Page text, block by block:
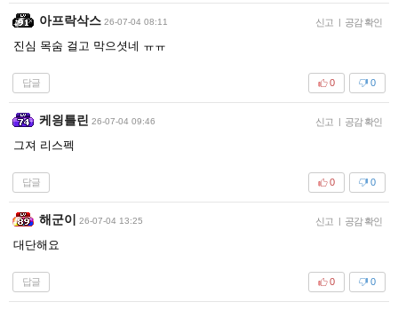
아프락삭스 26-07-04 08:11 신고 | 공감 확인
진심 목숨 걸고 막으셧네 ㅠㅠ
답글 0
0
케읭틀린 26-07-04 09:46 신고 | 공감 확인
그져 리스펙
답글 0
0
해군이 26-07-04 13:25 신고 | 공감 확인
대단해요
답글 0
0